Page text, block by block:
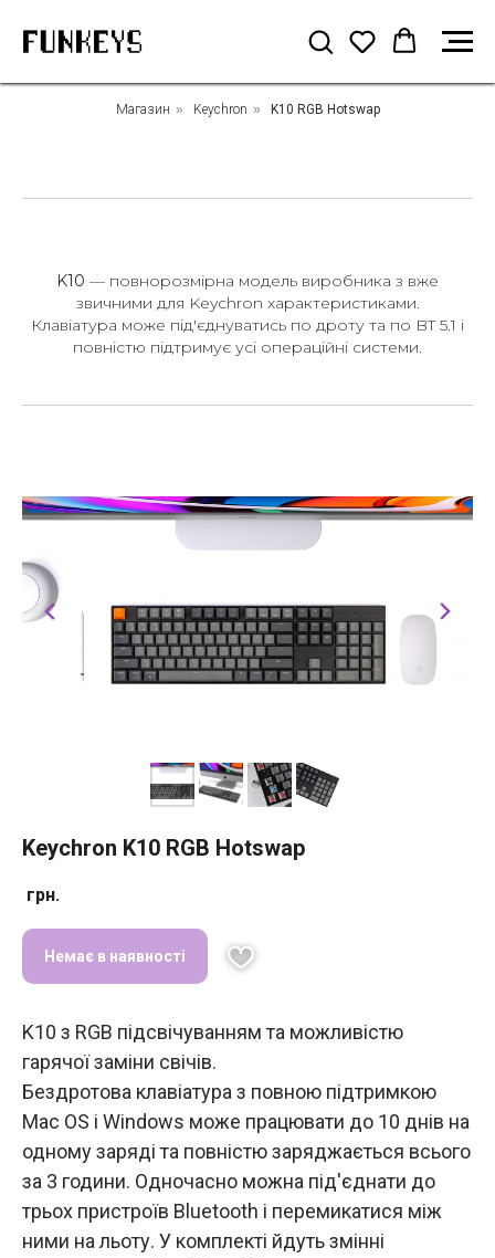
Магазин » Keychron » K10 RGB Hotswap
K10 — повнорозмірна модель виробника з вже
звичними для Keychron характеристиками.
Клавіатура може під'єднуватись по дроту та по BT 5.1 і
повністю підтримує усі операційні системи.
Keychron K10 RGB Hotswap
грн.
Немає в наявності
K10 з RGB підсвічуванням та можливістю
гарячої заміни свічів.
Бездротова клавіатура з повною підтримкою
Mac OS і Windows може працювати до 10 днів на
одному заряді та повністю заряджається всього
за 3 години. Одночасно можна під'єднати до
трьох пристроїв Bluetooth і перемикатися між
ними на льоту. У комплекті йдуть змінні